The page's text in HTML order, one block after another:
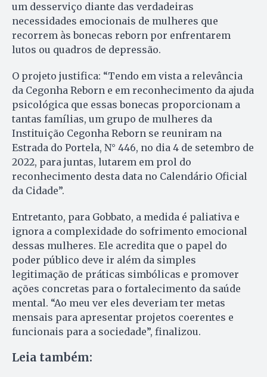
um desserviço diante das verdadeiras
necessidades emocionais de mulheres que
recorrem às bonecas reborn por enfrentarem
lutos ou quadros de depressão.
O projeto justifica: “Tendo em vista a relevância
da Cegonha Reborn e em reconhecimento da ajuda
psicológica que essas bonecas proporcionam a
tantas famílias, um grupo de mulheres da
Instituição Cegonha Reborn se reuniram na
Estrada do Portela, N° 446, no dia 4 de setembro de
2022, para juntas, lutarem em prol do
reconhecimento desta data no Calendário Oficial
da Cidade”.
Entretanto, para Gobbato, a medida é paliativa e
ignora a complexidade do sofrimento emocional
dessas mulheres. Ele acredita que o papel do
poder público deve ir além da simples
legitimação de práticas simbólicas e promover
ações concretas para o fortalecimento da saúde
mental. “Ao meu ver eles deveriam ter metas
mensais para apresentar projetos coerentes e
funcionais para a sociedade”, finalizou.
Leia também: